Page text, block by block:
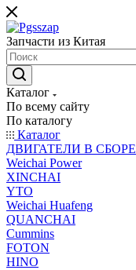
Запчасти из Китая
Каталог
По всему сайту
По каталогу
Каталог
ДВИГАТЕЛИ В СБОРЕ
Weichai Power
XINCHAI
YTO
Weichai Huafeng
QUANCHAI
Cummins
FOTON
HINO